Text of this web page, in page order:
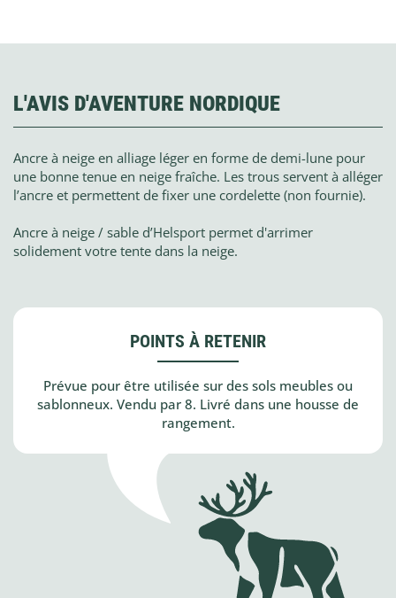
L'AVIS D'AVENTURE NORDIQUE
Ancre à neige en alliage léger en forme de demi-lune pour
une bonne tenue en neige fraîche. Les trous servent à alléger
l’ancre et permettent de fixer une cordelette (non fournie).
Ancre à neige / sable d’Helsport permet d'arrimer
solidement votre tente dans la neige.
POINTS À RETENIR
Prévue pour être utilisée sur des sols meubles ou
sablonneux. Vendu par 8. Livré dans une housse de
rangement.